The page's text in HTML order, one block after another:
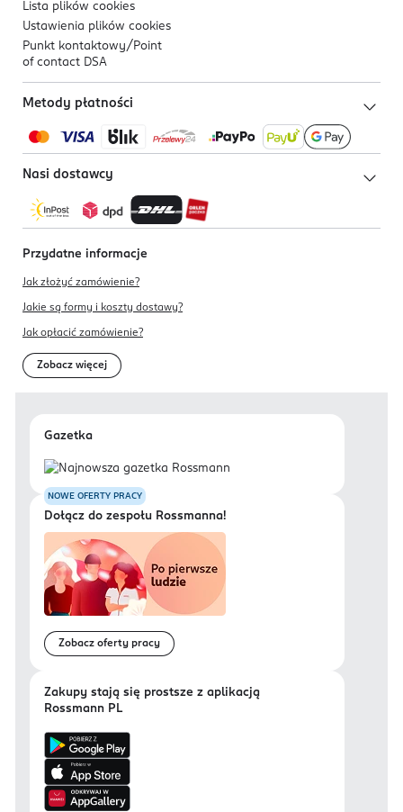
Lista plików cookies
Ustawienia plików cookies
Punkt kontaktowy/ Point
of contact DSA
Metody płatności
Nasi dostawcy
Przydatne informacje
Jak złożyć zamówienie?
Jakie są formy i koszty dostawy?
Jak opłacić zamówienie?
Zobacz więcej
Gazetka
NOWE OFERTY PRACY
Dołącz do zespołu Rossmanna!
Zobacz oferty pracy
Zakupy stają się prostsze z aplikacją
Rossmann PL